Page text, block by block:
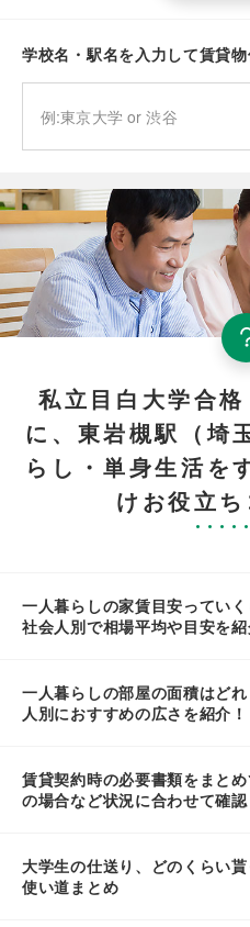
学校名・駅名を入力して賃貸
私立目白大学合
に、東岩槻駅（埼
らし・単身生活を
けお役立
一人暮らしの家賃目安ってい
社会人別で相場平均や目安を紹
一人暮らしの部屋の面積はど
人別におすすめの広さを紹介！
賃貸契約時の必要書類をまと
の場合など状況に合わせて確認
大学生の仕送り、どのくらい
使い道まとめ